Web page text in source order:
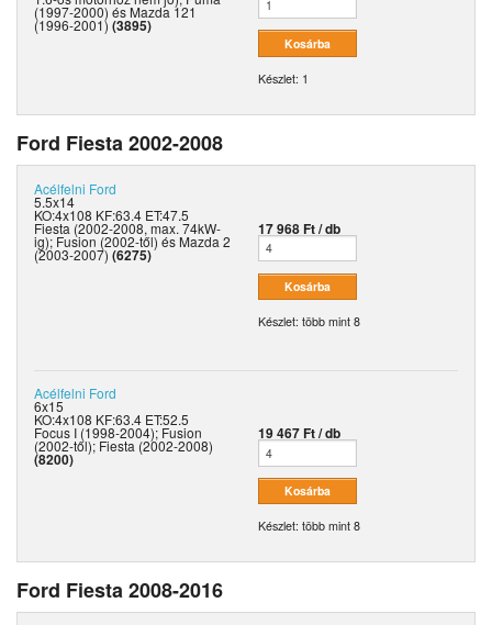
(1997-2000) és Mazda 121
(1996-2001) (3895)
Készlet: 1
Ford Fiesta 2002-2008
Acélfelni Ford
5.5x14
KO:4x108 KF:63.4 ET:47.5
Fiesta (2002-2008, max. 74kW-
ig); Fusion (2002-től) és Mazda 2
(2003-2007) (6275)
17 968 Ft / db
Készlet: több mint 8
Acélfelni Ford
6x15
KO:4x108 KF:63.4 ET:52.5
Focus I (1998-2004); Fusion
(2002-től); Fiesta (2002-2008)
(8200)
19 467 Ft / db
Készlet: több mint 8
Ford Fiesta 2008-2016